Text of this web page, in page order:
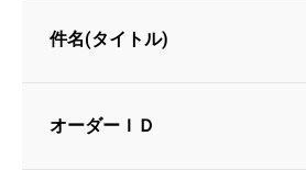
件名(タイトル)
オーダーＩＤ